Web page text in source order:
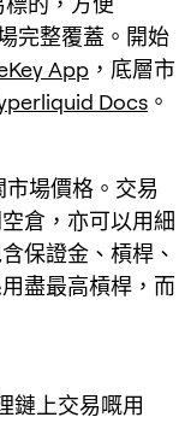
完整覆蓋。開始
App ，底層市
Docs 。
市場價格。交易
倉，亦可以用細
保證金、槓桿、
盡最高槓桿，而
鏈上交易嘅用